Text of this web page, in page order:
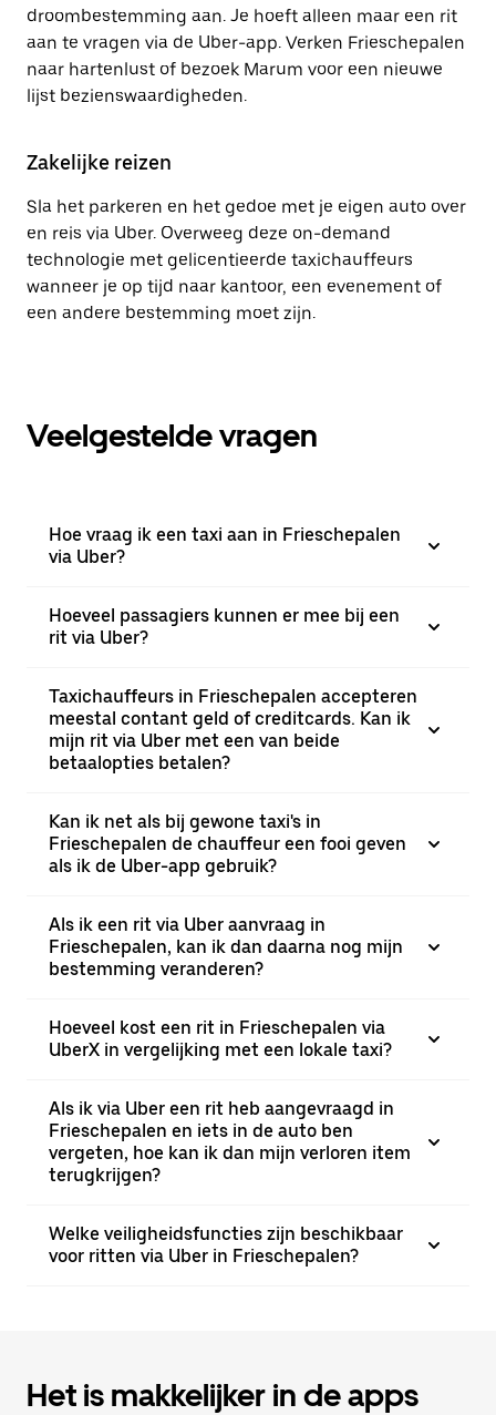
droombestemming aan. Je hoeft alleen maar een rit
aan te vragen via de Uber-app. Verken Frieschepalen
naar hartenlust of bezoek Marum voor een nieuwe
lijst bezienswaardigheden.
Zakelijke reizen
Sla het parkeren en het gedoe met je eigen auto over
en reis via Uber. Overweeg deze on-demand
technologie met gelicentieerde taxichauffeurs
wanneer je op tijd naar kantoor, een evenement of
een andere bestemming moet zijn.
Veelgestelde vragen
Hoe vraag ik een taxi aan in Frieschepalen
via Uber?
Hoeveel passagiers kunnen er mee bij een
rit via Uber?
Taxichauffeurs in Frieschepalen accepteren
meestal contant geld of creditcards. Kan ik
mijn rit via Uber met een van beide
betaalopties betalen?
Kan ik net als bij gewone taxi's in
Frieschepalen de chauffeur een fooi geven
als ik de Uber-app gebruik?
Als ik een rit via Uber aanvraag in
Frieschepalen, kan ik dan daarna nog mijn
bestemming veranderen?
Hoeveel kost een rit in Frieschepalen via
UberX in vergelijking met een lokale taxi?
Als ik via Uber een rit heb aangevraagd in
Frieschepalen en iets in de auto ben
vergeten, hoe kan ik dan mijn verloren item
terugkrijgen?
Welke veiligheidsfuncties zijn beschikbaar
voor ritten via Uber in Frieschepalen?
Het is makkelijker in de apps